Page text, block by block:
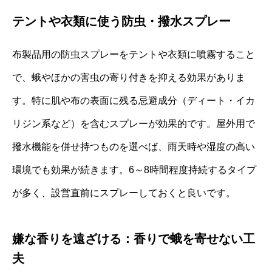
テントや衣類に使う防虫・撥水スプレー
布製品用の防虫スプレーをテントや衣類に噴霧すること
で、蛾やほかの害虫の寄り付きを抑える効果がありま
す。特に肌や布の表面に残る忌避成分（ディート・イカ
リジン系など）を含むスプレーが効果的です。屋外用で
撥水機能を併せ持つものを選べば、雨天時や湿度の高い
環境でも効果が続きます。6～8時間程度持続するタイプ
が多く、設営直前にスプレーしておくと良いです。
嫌な香りを遠ざける：香りで蛾を寄せない工
夫